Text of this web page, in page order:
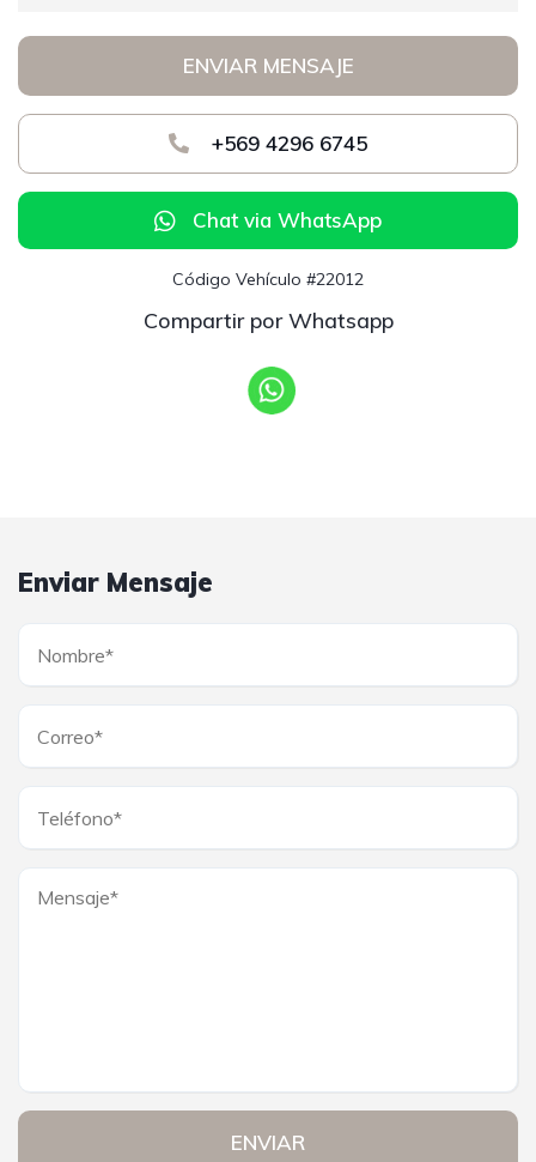
ENVIAR MENSAJE
+569 4296 6745
Chat via WhatsApp
Código Vehículo #22012
Compartir por Whatsapp
Enviar Mensaje
ENVIAR